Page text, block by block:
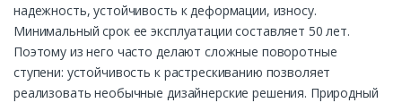
надежность, устойчивость к деформации, износу.
Минимальный срок ее эксплуатации составляет 50 лет.
Поэтому из него часто делают сложные поворотные
ступени: устойчивость к растрескиванию позволяет
реализовать необычные дизайнерские решения. Природный